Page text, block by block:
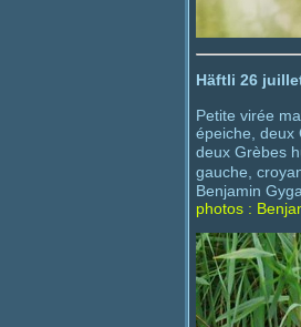
Häftli 26
Petite virée
épeiche, deux
deux Grèbes
gauche,
Benjamin
photos :